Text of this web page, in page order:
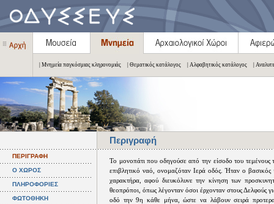
| Μνημεία παγκόσμιας κληρονομιάς | Θεματικός κατάλογος | Αλφαβητικός κατάλογος |
Περιγραφή
ΠΕΡΙΓΡΑΦΗ
Ο ΧΩΡΟΣ
ΠΛΗΡΟΦΟΡΙΕΣ
ΦΩΤΟΘΗΚΗ
Το μονοπάτι που οδηγούσε από την είσοδο του
επιβλητικό ναό, ονομαζόταν Ιερά οδός. Ήταν ο βασικός
χαρακτήρα, αφού διευκόλυνε την κίνηση των
θεοπρόποι, όπως λέγονταν όσοι έρχονταν στους Δελφούς
οδό την 9η κάθε μήνα, ώστε να λάβουν σειρά